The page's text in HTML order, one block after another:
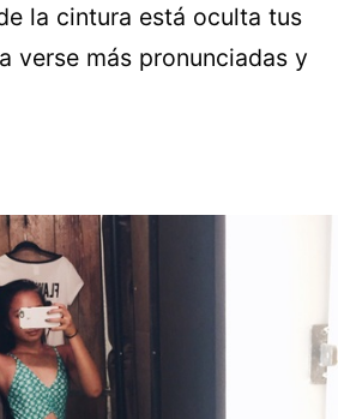
la cintura está oculta tus
verse más pronunciadas y